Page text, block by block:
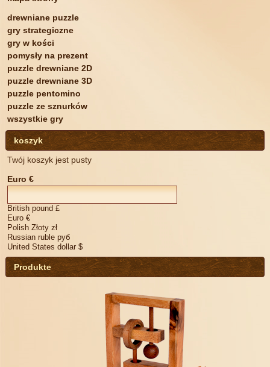
Polityka prywatności
×
Polityka prywatności
Przesyłajac ten
formularz, akceptujesz
naszą Politykę
prywatności oraz wyrażasz
zgodę na przetwarzanie
Twoich danych
osobowych.
Wyślij list
drewniane puzzle
gry strategiczne
gry w kości
pomysły na prezent
puzzle drewniane 2D
puzzle drewniane 3D
puzzle pentomino
puzzle ze sznurków
wszystkie gry
koszyk
Twój koszyk jest pusty
Euro €
British pound £
Euro €
Polish Złoty zł
Russian ruble руб
United States dollar $
Produkte